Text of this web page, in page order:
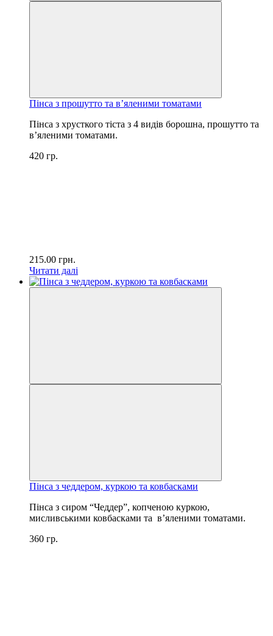
Пінса з прошутто та в’яленими томатами
Пінса з хрусткого тіста з 4 видів борошна, прошутто та
в’яленими томатами.
420 гр.
215.00 грн.
Читати далі
Пінса з чеддером, куркою та ковбасками
Пінса з сиром “Чеддер”, копченою куркою,
мисливськими ковбасками та в’яленими томатами.
360 гр.